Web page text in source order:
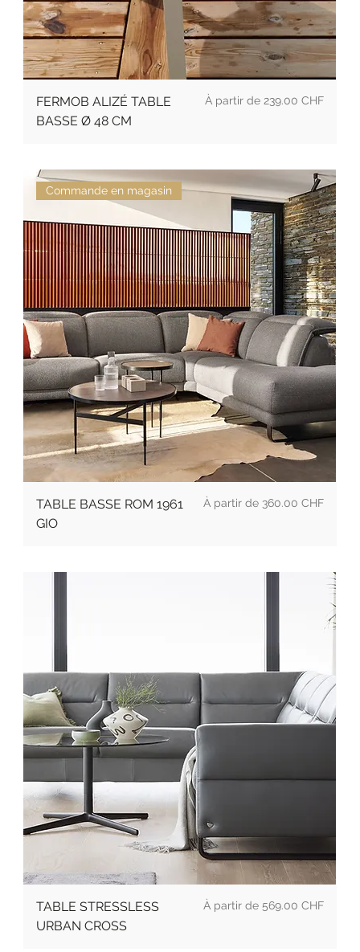
FERMOB ALIZÉ TABLE
BASSE Ø 48 CM
Prix 239.00 CHF
Commande en magasin
TABLE BASSE ROM 1961
GIO
À partir de 360.00 CHF
Prix promotionnel
TABLE STRESSLESS
URBAN CROSS
À partir de 569.00 CHF
Prix promotionnel